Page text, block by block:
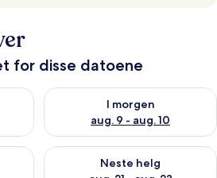
for disse datoene
aug. 8 - aug. 9
I morgen
aug. 9 - aug. 10
Sjekk tilgjengelighet for i
helgen, aug. 14 - aug. 16
Neste helg
Sjekk tilgjengelighet for